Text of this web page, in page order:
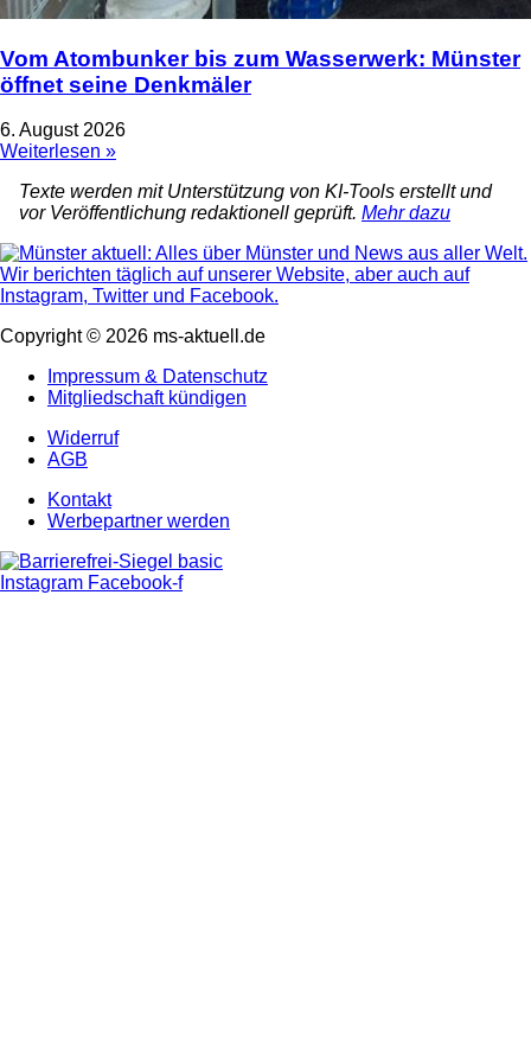
Vom Atombunker bis zum Wasserwerk: Münster
öffnet seine Denkmäler
6. August 2026
Weiterlesen »
Texte werden mit Unterstützung von KI-Tools erstellt und
vor Veröffentlichung redaktionell geprüft. Mehr dazu
Copyright © 2026 ms-aktuell.de
Impressum & Datenschutz
Mitgliedschaft kündigen
Widerruf
AGB
Kontakt
Werbepartner werden
Instagram Facebook-f